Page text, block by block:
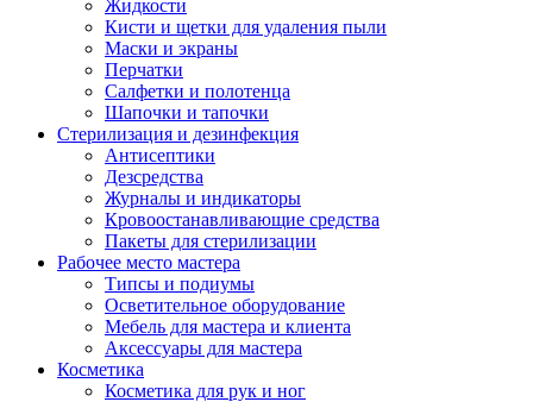
Жидкости
Кисти и щетки для удаления пыли
Маски и экраны
Перчатки
Салфетки и полотенца
Шапочки и тапочки
Стерилизация и дезинфекция
Антисептики
Дезсредства
Журналы и индикаторы
Кровоостанавливающие средства
Пакеты для стерилизации
Рабочее место мастера
Типсы и подиумы
Осветительное оборудование
Мебель для мастера и клиента
Аксессуары для мастера
Косметика
Косметика для рук и ног